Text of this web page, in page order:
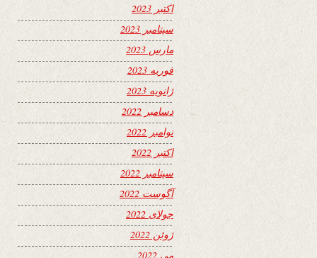
اکتبر 2023
سپتامبر 2023
مارس 2023
فوریه 2023
ژانویه 2023
دسامبر 2022
نوامبر 2022
اکتبر 2022
سپتامبر 2022
آگوست 2022
جولای 2022
ژوئن 2022
می 2022